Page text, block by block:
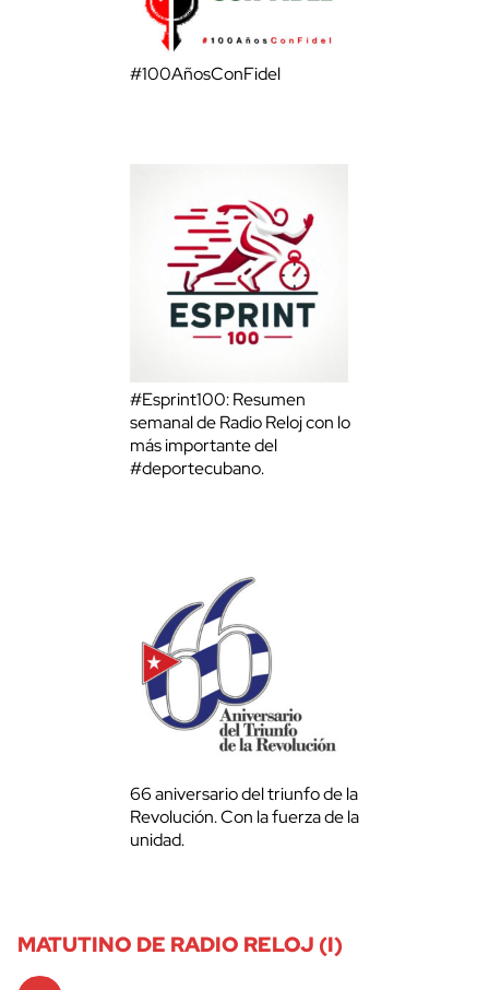
#100AñosConFidel
#Esprint100: Resumen
semanal de Radio Reloj con lo
más importante del
#deportecubano.
66 aniversario del triunfo de la
Revolución. Con la fuerza de la
unidad.
MATUTINO DE RADIO RELOJ (I)